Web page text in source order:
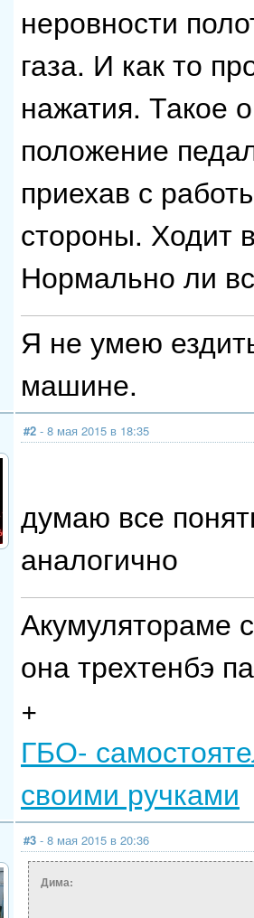
неровности
газа. И как то
нажатия. Такое
положение
приехав с
стороны. Ходит
Нормально ли
Я не умею
машине.
#2 - 8 мая 2015 в 18:35
думаю все
аналогично
Акумулятораме
она трехтенбэ
+
ГБО-
своими ручками
#3 - 8 мая 2015 в 20:36
Дима: